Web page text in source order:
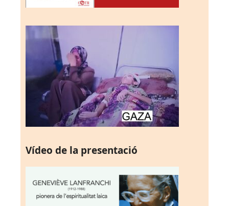
Vídeo de la presentació